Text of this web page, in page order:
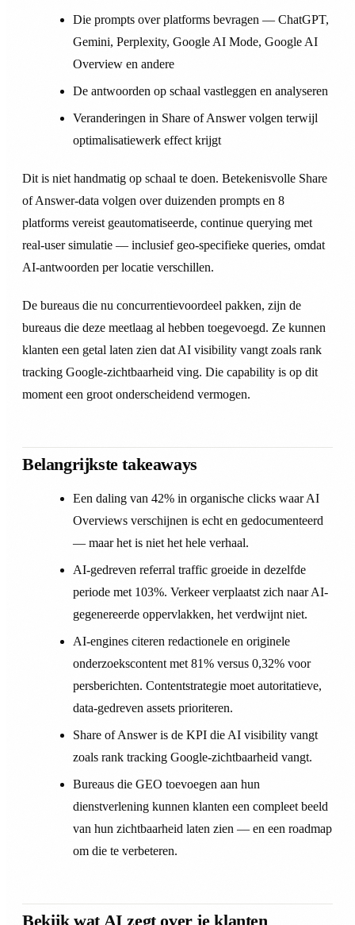
Die prompts over platforms bevragen — ChatGPT,
Gemini, Perplexity, Google AI Mode, Google AI
Overview en andere
De antwoorden op schaal vastleggen en analyseren
Veranderingen in Share of Answer volgen terwijl
optimalisatiewerk effect krijgt
Dit is niet handmatig op schaal te doen. Betekenisvolle Share
of Answer-data volgen over duizenden prompts en 8
platforms vereist geautomatiseerde, continue querying met
real-user simulatie — inclusief geo-specifieke queries, omdat
AI-antwoorden per locatie verschillen.
De bureaus die nu concurrentievoordeel pakken, zijn de
bureaus die deze meetlaag al hebben toegevoegd. Ze kunnen
klanten een getal laten zien dat AI visibility vangt zoals rank
tracking Google-zichtbaarheid ving. Die capability is op dit
moment een groot onderscheidend vermogen.
Belangrijkste takeaways
Een daling van 42% in organische clicks waar AI
Overviews verschijnen is echt en gedocumenteerd
— maar het is niet het hele verhaal.
AI-gedreven referral traffic groeide in dezelfde
periode met 103%. Verkeer verplaatst zich naar AI-
gegenereerde oppervlakken, het verdwijnt niet.
AI-engines citeren redactionele en originele
onderzoekscontent met 81% versus 0,32% voor
persberichten. Contentstrategie moet autoritatieve,
data-gedreven assets prioriteren.
Share of Answer is de KPI die AI visibility vangt
zoals rank tracking Google-zichtbaarheid vangt.
Bureaus die GEO toevoegen aan hun
dienstverlening kunnen klanten een compleet beeld
van hun zichtbaarheid laten zien — en een roadmap
om die te verbeteren.
Bekijk wat AI zegt over je klanten